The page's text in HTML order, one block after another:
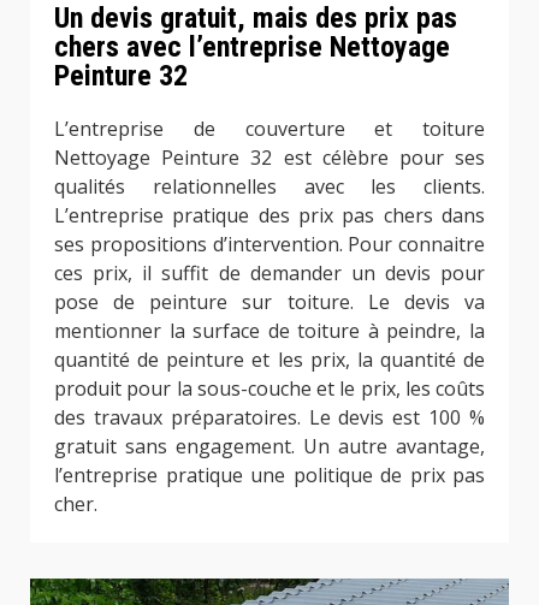
Un devis gratuit, mais des prix pas
chers avec l’entreprise Nettoyage
Peinture 32
L’entreprise de couverture et toiture
Nettoyage Peinture 32 est célèbre pour ses
qualités relationnelles avec les clients.
L’entreprise pratique des prix pas chers dans
ses propositions d’intervention. Pour connaitre
ces prix, il suffit de demander un devis pour
pose de peinture sur toiture. Le devis va
mentionner la surface de toiture à peindre, la
quantité de peinture et les prix, la quantité de
produit pour la sous-couche et le prix, les coûts
des travaux préparatoires. Le devis est 100 %
gratuit sans engagement. Un autre avantage,
l’entreprise pratique une politique de prix pas
cher.